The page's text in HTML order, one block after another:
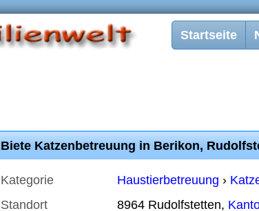
Startseite
Biete Katzenbetreuung in Berikon,
Kategorie Haustierbetreuung ›
Standort
8964 Rudolfstetten,